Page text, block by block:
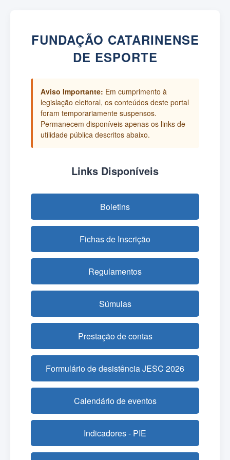
FUNDAÇÃO CATARINENSE
DE ESPORTE
Aviso Importante: Em cumprimento à
legislação eleitoral, os conteúdos deste portal
foram temporariamente suspensos.
Permanecem disponíveis apenas os links de
utilidade pública descritos abaixo.
Links Disponíveis
Boletins
Fichas de Inscrição
Regulamentos
Súmulas
Prestação de contas
Formulário de desistência JESC 2026
Calendário de eventos
Indicadores - PIE